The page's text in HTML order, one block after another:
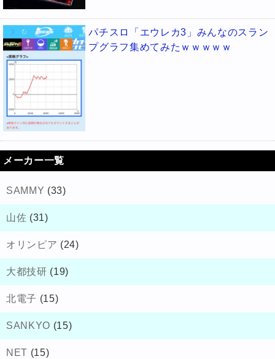
パチスロ「エウレカ3」みんなのスラン
プグラフ集めてみたｗｗｗｗｗ
メーカー一覧
SAMMY (33)
山佐 (31)
オリンピア (24)
大都技研 (19)
北電子 (15)
SANKYO (15)
NET (15)